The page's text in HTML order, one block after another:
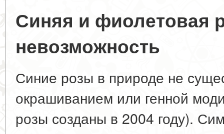
Синяя и фиолетовая
невозможность
Синие розы в природе не
окрашиванием или генной
розы созданы в 2004 году).